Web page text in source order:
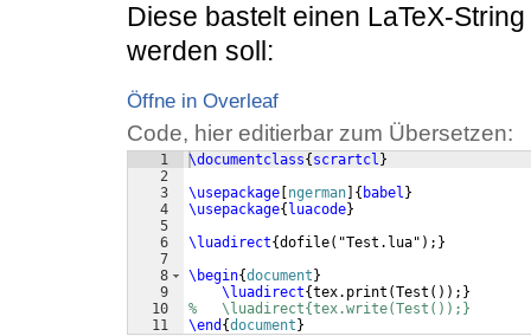
Diese bastelt einen LaTeX-
werden soll:
Öffne in Overleaf
Code, hier editierbar zum Übersetzen:
1
2
3
4
5
6
7
8
9
10
11
\documentclass{ scrartcl }
\usepackage ngerman { babel }
\usepackage{ luacode}
\luadirect{dofile( "Test.lua" ) ; }
\begin{document }
\luadirect{tex.print (Test ( )) ; }
%   \luadirect{tex.write(Test());}
\end {document }